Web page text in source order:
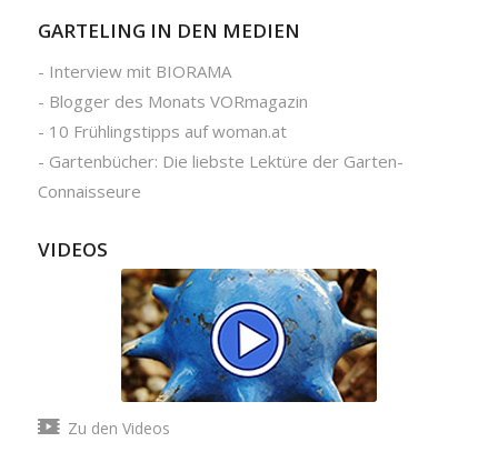
GARTELING IN DEN MEDIEN
- Interview mit BIORAMA
- Blogger des Monats VORmagazin
- 10 Frühlingstipps auf woman.at
- Gartenbücher: Die liebste Lektüre der Garten-
Connaisseure
VIDEOS
Zu den Videos